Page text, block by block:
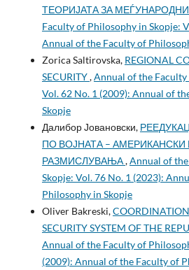
ТЕОРИЈАТА ЗА
Faculty of Philosophy in Skopje:
Annual of the Faculty of
Zorica Saltirovska, REGIONAL
SECURITY,Annual of the
Vol. 62 No. 1 (2009): Annual of
Skopje
Далибор Јовановски,
ПО ВОЈНАТА – АМЕРИКАНСКИ
РАЗМИСЛУВАЊА,Annual of
Skopje: Vol. 76 No. 1 (2023):
Philosophy in Skopje
Oliver Bakreski,
SECURITY SYSTEM OF THE
Annual of the Faculty of
(2009): Annual of the Faculty of